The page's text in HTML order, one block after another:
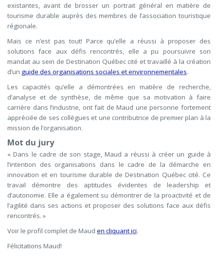
existantes, avant de brosser un portrait général en matière de
tourisme durable auprès des membres de l’association touristique
régionale.
Mais ce n’est pas tout! Parce qu’elle a réussi à proposer des
solutions face aux défis rencontrés, elle a pu poursuivre son
mandat au sein de Destination Québec cité et travaillé à la création
d’un guide des organisations sociales et environnementales.
Les capacités qu’elle a démontrées en matière de recherche,
d’analyse et de synthèse, de même que sa motivation à faire
carrière dans l’industrie, ont fait de Maud une personne fortement
appréciée de ses collègues et une contributrice de premier plan à la
mission de l’organisation.
Mot du jury
« Dans le cadre de son stage, Maud a réussi à créer un guide à
l’intention des organisations dans le cadre de la démarche en
innovation et en tourisme durable de Destination Québec cité. Ce
travail démontre des aptitudes évidentes de leadership et
d’autonomie. Elle a également su démontrer de la proactivité et de
l’agilité dans ses actions et proposer des solutions face aux défis
rencontrés. »
Voir le profil complet de Maud en cliquant ici.
Félicitations Maud!